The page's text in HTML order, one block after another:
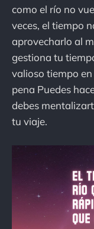
como el río no
veces, el tiempo
aprovecharlo al
gestiona tu
valioso tiempo
pena Puedes
debes
tu viaje.